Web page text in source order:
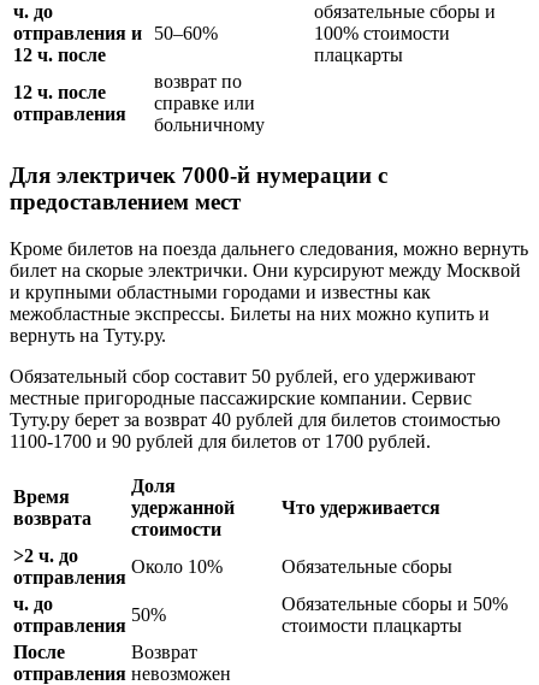
ч. до
отправления и
12 ч. после
50–60%
обязательные сборы и
100% стоимости
плацкарты
12 ч. после
отправления
возврат по
справке или
больничному
Для электричек 7000-й нумерации с
предоставлением мест
Кроме билетов на поезда дальнего следования, можно вернуть
билет на скорые электрички. Они курсируют между Москвой
и крупными областными городами и известны как
межобластные экспрессы. Билеты на них можно купить и
вернуть на Туту.ру.
Обязательный сбор составит 50 рублей, его удерживают
местные пригородные пассажирские компании. Сервис
Туту.ру берет за возврат 40 рублей для билетов стоимостью
1100-1700 и 90 рублей для билетов от 1700 рублей.
Время
возврата
Доля
удержанной
стоимости
Что удерживается
>2 ч. до
отправления
Около 10%
Обязательные сборы
ч. до
отправления
50%
Обязательные сборы и 50%
стоимости плацкарты
После
отправления
Возврат
невозможен